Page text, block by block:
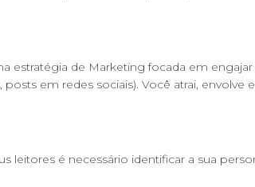
estratégia de Marketing focada em
em redes sociais). Você atrai,
leitores é necessário identificar a sua